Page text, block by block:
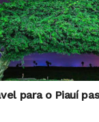
para o Piauí